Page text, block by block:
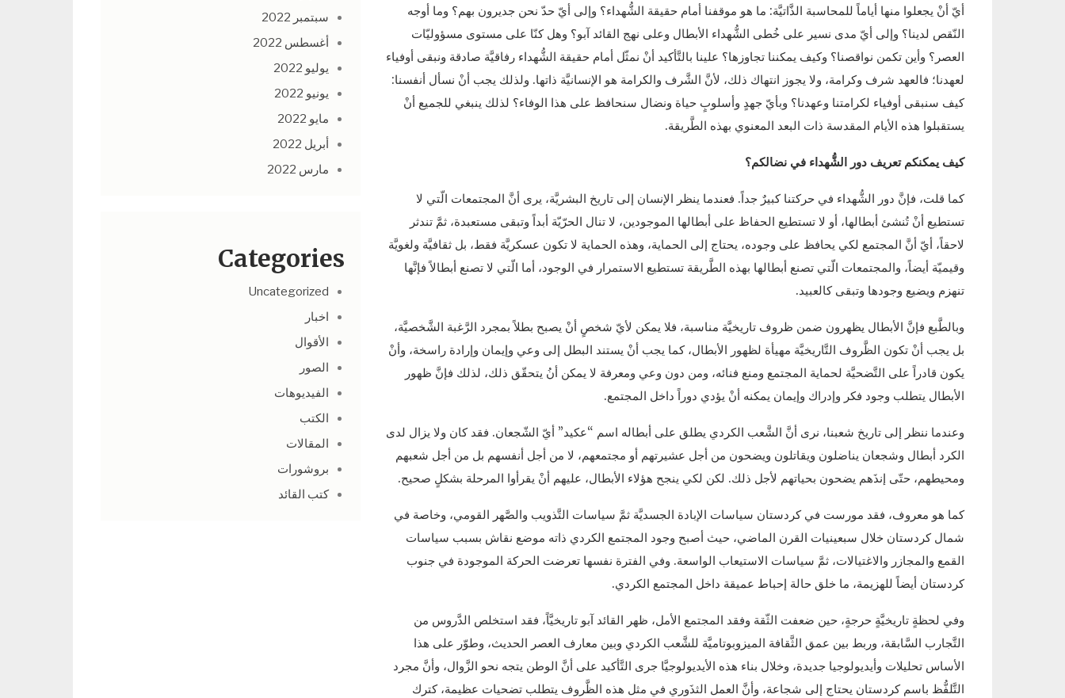
أيّ أنْ يجعلوا منها أياماً للمحاسبة الذَّاتيَّة: ما هو موقفنا أمام حقيقة الشُّهداء؟ وإلى أيّ حدّ نحن جديرون بهم؟ وما أوجه
النّقص لدينا؟ وإلى أيّ مدى نسير على خُطى الشُّهداء الأبطال وعلى نهج القائد آبو؟ وهل كنّا على مستوى مسؤوليّات
العصر؟ وأين تكمن نواقصنا؟ وكيف يمكننا تجاوزها؟ علينا بالتَّأكيد أنْ نمثّل أمام حقيقة الشُّهداء رفاقيَّة صادقة ونبقى أوفياء
لعهدنا؛ فالعهد شرف وكرامة، ولا يجوز انتهاك ذلك، لأنَّ الشَّرف والكرامة هو الإنسانيَّة ذاتها. ولذلك يجب أنْ نسأل أنفسنا:
كيف سنبقى أوفياء لكرامتنا وعهدنا؟ وبأيّ جهدٍ وأسلوبٍ حياة ونضال سنحافظ على هذا الوفاء؟ لذلك ينبغي للجميع أنْ
يستقبلوا هذه الأيام المقدسة ذات البعد المعنوي بهذه الطَّريقة.
كيف يمكنكم تعريف دور الشُّهداء في نضالكم؟
كما قلت، فإنَّ دور الشُّهداء في حركتنا كبيرٌ جداً. فعندما ينظر الإنسان إلى تاريخ البشريَّة، يرى أنَّ المجتمعات الّتي لا
تستطيع أنْ تُنشئ أبطالها، أو لا تستطيع الحفاظ على أبطالها الموجودين، لا تنال الحرّيّة أبداً وتبقى مستعبدة، ثمَّ تندثر
لاحقاً، أيّ أنَّ المجتمع لكي يحافظ على وجوده، يحتاج إلى الحماية، وهذه الحماية لا تكون عسكريَّة فقط، بل ثقافيَّة ولغويَّة
وقيميّة أيضاً، والمجتمعات الّتي تصنع أبطالها بهذه الطَّريقة تستطيع الاستمرار في الوجود، أما الّتي لا تصنع أبطالاً فإنَّها
تنهزم ويضيع وجودها وتبقى كالعبيد.
وبالطَّبع فإنَّ الأبطال يظهرون ضمن ظروف تاريخيَّة مناسبة، فلا يمكن لأيّ شخصٍ أنْ يصبح بطلاً بمجرد الرَّغبة الشَّخصيَّة،
بل يجب أنْ تكون الظَّروف التَّاريخيَّة مهيأة لظهور الأبطال، كما يجب أنْ يستند البطل إلى وعي وإيمان وإرادة راسخة، وأنْ
يكون قادراً على التَّضحيَّة لحماية المجتمع ومنع فنائه، ومن دون وعي ومعرفة لا يمكن أنُ يتحقّق ذلك، لذلك فإنَّ ظهور
الأبطال يتطلب وجود فكر وإدراك وإيمان يمكنه أنْ يؤدي دوراً داخل المجتمع.
وعندما ننظر إلى تاريخ شعبنا، نرى أنَّ الشَّعب الكردي يطلق على أبطاله اسم “عكيد” أيّ الشّجعان. فقد كان ولا يزال لدى
الكرد أبطال وشجعان يناضلون ويقاتلون ويضحون من أجل عشيرتهم أو مجتمعهم، لا من أجل أنفسهم بل من أجل شعبهم
ومحيطهم، حتّى إنذَهم يضحون بحياتهم لأجل ذلك. لكن لكي ينجح هؤلاء الأبطال، عليهم أنْ يقرأوا المرحلة بشكلٍ صحيح.
كما هو معروف، فقد مورست في كردستان سياسات الإبادة الجسديَّة ثمَّ سياسات التَّذويب والصَّهر القومي، وخاصة في
شمال كردستان خلال سبعينيات القرن الماضي، حيث أصبح وجود المجتمع الكردي ذاته موضع نقاش بسبب سياسات
القمع والمجازر والاغتيالات، ثمَّ سياسات الاستيعاب الواسعة. وفي الفترة نفسها تعرضت الحركة الموجودة في جنوب
كردستان أيضاً للهزيمة، ما خلق حالة إحباط عميقة داخل المجتمع الكردي.
وفي لحظةٍ تاريخيَّةٍ حرجةٍ، حين ضعفت الثّقة وفقد المجتمع الأمل، ظهر القائد آبو تاريخيَّاً، فقد استخلص الدَّروس من
التَّجارب السَّابقة، وربط بين عمق الثَّقافة الميزوبوتاميَّة للشَّعب الكردي وبين معارف العصر الحديث، وطوّر على هذا
الأساس تحليلات وأيديولوجيا جديدة، وخلال بناء هذه الأيديولوجيَّا جرى التَّأكيد على أنَّ الوطن يتجه نحو الزَّوال، وأنَّ مجرد
التَّلفُّظ باسم كردستان يحتاج إلى شجاعة، وأنَّ العمل الثذَوري في مثل هذه الظَّروف يتطلب تضحيات عظيمة، كترك
سبتمبر 2022
أغسطس 2022
يوليو 2022
يونيو 2022
مايو 2022
أبريل 2022
مارس 2022
Categories
Uncategorized
اخبار
الأقوال
الصور
الفيديوهات
الكتب
المقالات
بروشورات
كتب القائد